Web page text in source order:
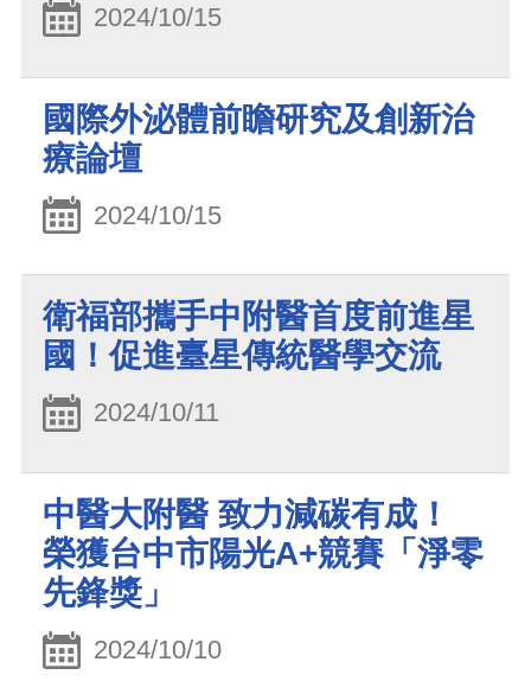
2024/10/15
國際外泌體前瞻研究及創新治
療論壇
2024/10/15
衛福部攜手中附醫首度前進星
國！促進臺星傳統醫學交流
2024/10/11
中醫大附醫 致力減碳有成！
榮獲台中市陽光A+競賽「淨零
先鋒獎」
2024/10/10